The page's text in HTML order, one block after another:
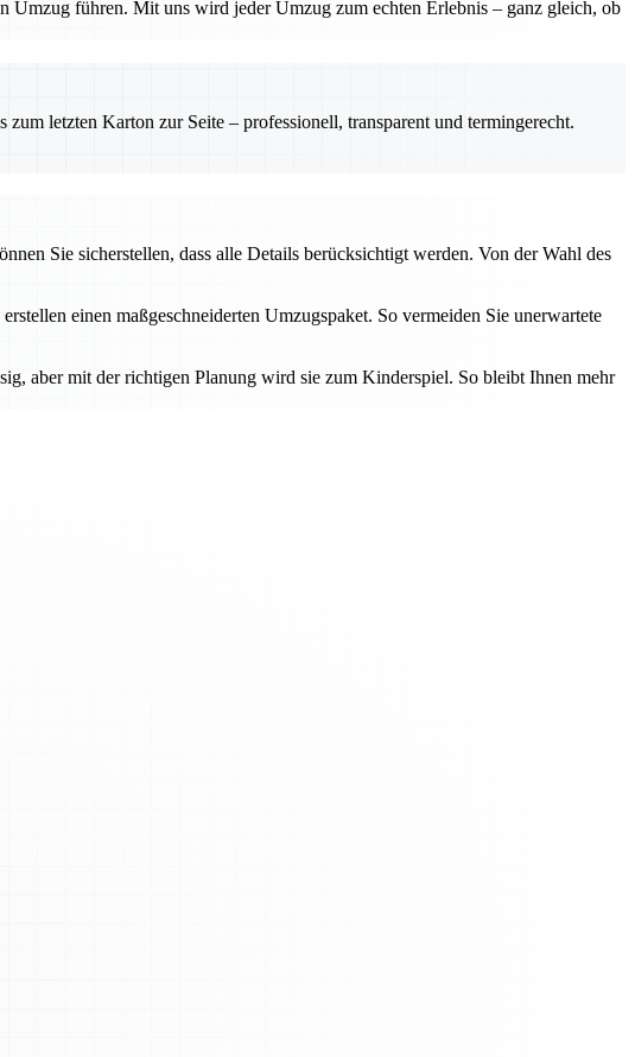
Umzug führen. Mit uns wird jeder Umzug zum echten Erlebnis – ganz gleich, ob
letzten Karton zur Seite – professionell, transparent und termingerecht.
Sie sicherstellen, dass alle Details berücksichtigt werden. Von der Wahl des
einen maßgeschneiderten Umzugspaket. So vermeiden Sie unerwartete
aber mit der richtigen Planung wird sie zum Kinderspiel. So bleibt Ihnen mehr